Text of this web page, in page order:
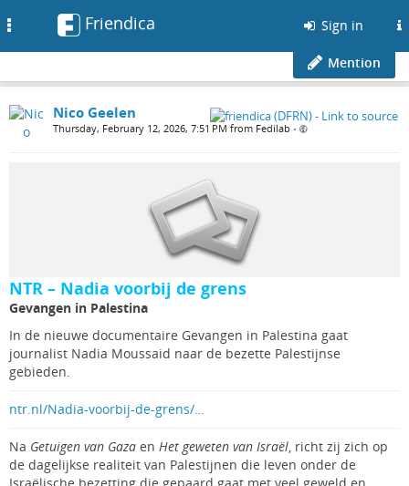
Friendica Sign in
Mention
Nico Geelen
Thursday, February 12, 2026, 7:51 PM from Fedilab •
NTR – Nadia voorbij de grens
Gevangen in Palestina
In de nieuwe documentaire Gevangen in Palestina gaat
journalist Nadia Moussaid naar de bezette Palestijnse
gebieden.
ntr.nl/Nadia-voorbij-de-grens/…
Na Getuigen van Gaza en Het geweten van Israël , richt zij zich op
de dagelijkse realiteit van Palestijnen die leven onder de
Israëlische bezetting die gepaard gaat met veel geweld en